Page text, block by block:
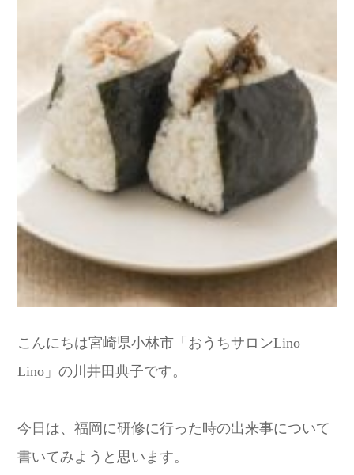
こんにちは宮崎県小林市「おうちサロンLino
Lino」の川井田典子です。
今日は、福岡に研修に行った時の出来事について
書いてみようと思います。